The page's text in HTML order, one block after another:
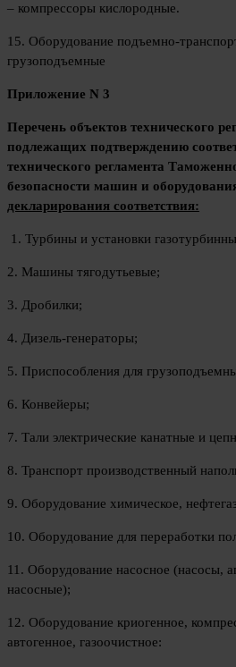
– компрессоры кислородные.
15. Оборудование подъемно-
грузоподъемные
Приложение N 3
Перечень объектов технического
подлежащих подтверждению
технического регламента
безопасности машин и
декларирования соответствия:
1. Турбины и установки
2. Машины тягодутьевые;
3. Дробилки;
4. Дизель-генераторы;
5. Приспособления для
6. Конвейеры;
7. Тали электрические канатные и
8. Транспорт производственный
9. Оборудование химическое,
10. Оборудование для переработки
11. Оборудование насосное (насосы,
насосные);
12. Оборудование криогенное,
автогенное, газоочистное: